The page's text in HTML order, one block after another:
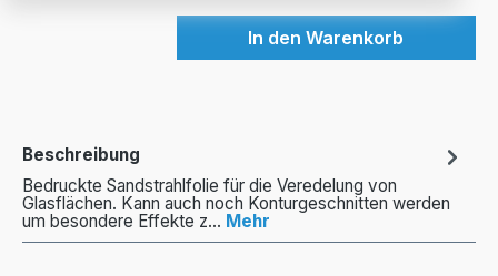
In den Warenkorb
Beschreibung
Bedruckte Sandstrahlfolie für die Veredelung von
Glasflächen. Kann auch noch Konturgeschnitten werden
um besondere Effekte z… Mehr